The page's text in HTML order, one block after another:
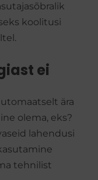
koolitusi
ei
ära
olema, eks?
lahendusi
tehnilist